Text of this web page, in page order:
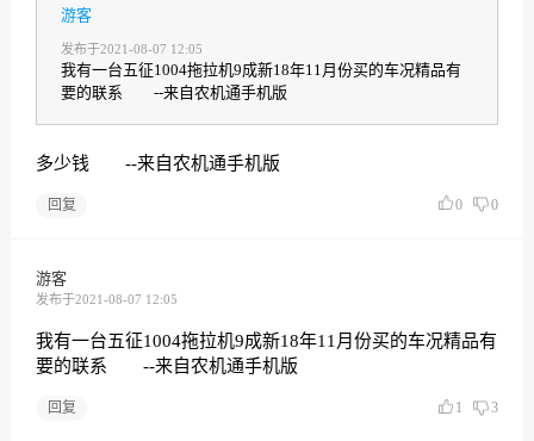
游客
发布于2021-08-07 12:05
我有一台五征1004拖拉机9成新18年11月份买的车况精品有
要的联系 --来自农机通手机版
多少钱 --来自农机通手机版
回复 0 0
游客
发布于2021-08-07 12:05
我有一台五征1004拖拉机9成新18年11月份买的车况精品有
要的联系 --来自农机通手机版
回复 1 3